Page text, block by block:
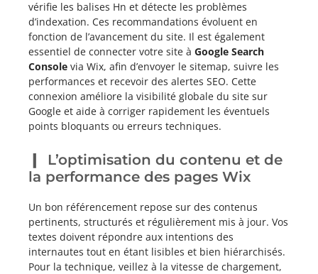
vérifie les balises Hn et détecte les problèmes
d’indexation. Ces recommandations évoluent en
fonction de l’avancement du site. Il est également
essentiel de connecter votre site à Google Search
Console via Wix, afin d’envoyer le sitemap, suivre les
performances et recevoir des alertes SEO. Cette
connexion améliore la visibilité globale du site sur
Google et aide à corriger rapidement les éventuels
points bloquants ou erreurs techniques.
L’optimisation du contenu et de
la performance des pages Wix
Un bon référencement repose sur des contenus
pertinents, structurés et régulièrement mis à jour. Vos
textes doivent répondre aux intentions des
internautes tout en étant lisibles et bien hiérarchisés.
Pour la technique, veillez à la vitesse de chargement,